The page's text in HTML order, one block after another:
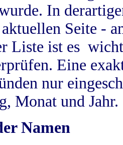
In
Seite -
Liste ist es
Eine
nur
Monat und Jahr.
Namen